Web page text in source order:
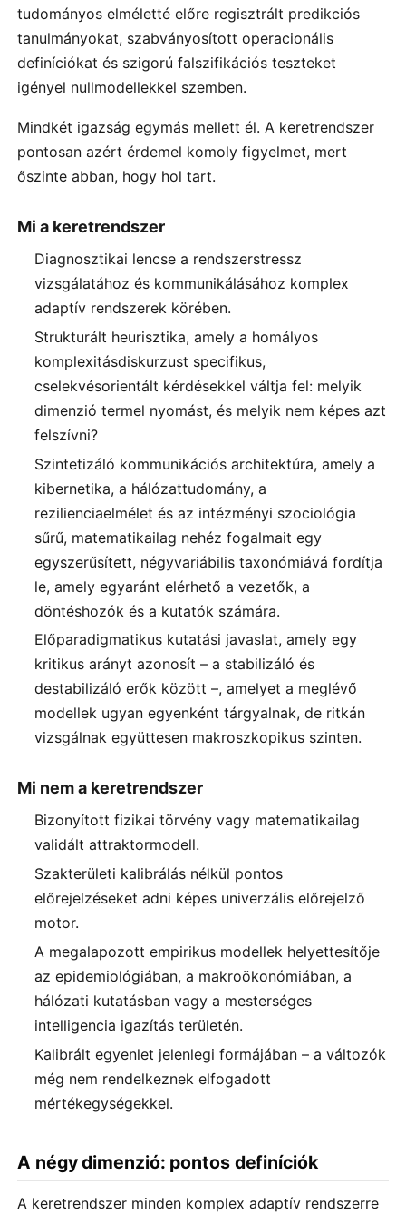
tudományos elméletté előre regisztrált predikciós
tanulmányokat, szabványosított operacionális
definíciókat és szigorú falszifikációs teszteket
igényel nullmodellekkel szemben.
Mindkét igazság egymás mellett él. A keretrendszer
pontosan azért érdemel komoly figyelmet, mert
őszinte abban, hogy hol tart.
Mi a keretrendszer
Diagnosztikai lencse a rendszerstressz
vizsgálatához és kommunikálásához komplex
adaptív rendszerek körében.
Strukturált heurisztika, amely a homályos
komplexitásdiskurzust specifikus,
cselekvésorientált kérdésekkel váltja fel: melyik
dimenzió termel nyomást, és melyik nem képes azt
felszívni?
Szintetizáló kommunikációs architektúra, amely a
kibernetika, a hálózattudomány, a
rezilienciaelmélet és az intézményi szociológia
sűrű, matematikailag nehéz fogalmait egy
egyszerűsített, négyvariábilis taxonómiává fordítja
le, amely egyaránt elérhető a vezetők, a
döntéshozók és a kutatók számára.
Előparadigmatikus kutatási javaslat, amely egy
kritikus arányt azonosít – a stabilizáló és
destabilizáló erők között –, amelyet a meglévő
modellek ugyan egyenként tárgyalnak, de ritkán
vizsgálnak együttesen makroszkopikus szinten.
Mi nem a keretrendszer
Bizonyított fizikai törvény vagy matematikailag
validált attraktormodell.
Szakterületi kalibrálás nélkül pontos
előrejelzéseket adni képes univerzális előrejelző
motor.
A megalapozott empirikus modellek helyettesítője
az epidemiológiában, a makroökonómiában, a
hálózati kutatásban vagy a mesterséges
intelligencia igazítás területén.
Kalibrált egyenlet jelenlegi formájában – a változók
még nem rendelkeznek elfogadott
mértékegységekkel.
A négy dimenzió: pontos definíciók
A keretrendszer minden komplex adaptív rendszerre